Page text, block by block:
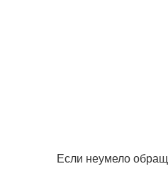
Если неумело